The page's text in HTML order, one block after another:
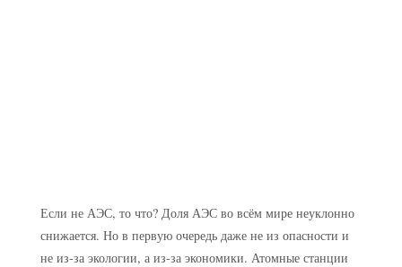
Если не АЭС, то что? Доля АЭС во всём мире неуклонно
снижается. Но в первую очередь даже не из опасности и
не из-за экологии, а из-за экономики. Атомные станции